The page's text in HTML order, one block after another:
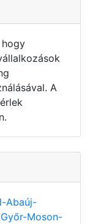
A
Abaúj-
Győr-Moson-